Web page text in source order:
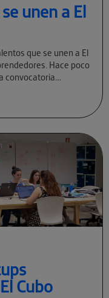
unen a El
que se unen a El
Hace poco
convocatoria
Cubo